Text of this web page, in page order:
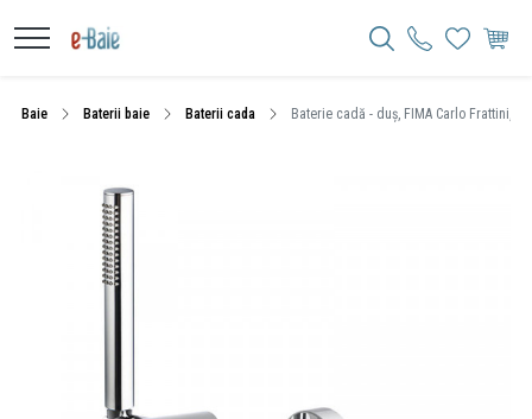
Baie Baterii baie Baterii cada Baterie cadă - duș, FIMA Carlo Frattini,